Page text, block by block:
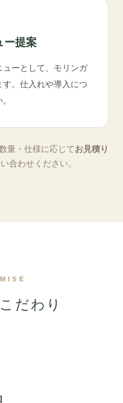
ー提案
ーとして、モリンガ
。仕入れや導入につ
量・仕様に応じて お見積り
合わせください。
だわり